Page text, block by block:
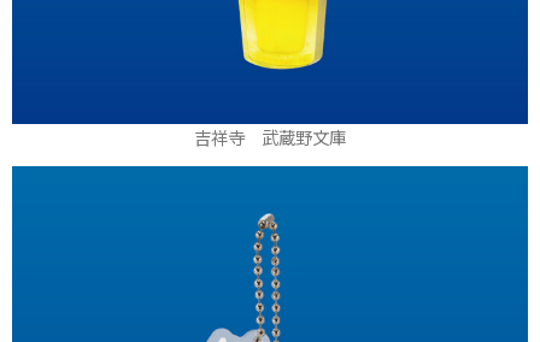
吉祥寺 武蔵野文庫